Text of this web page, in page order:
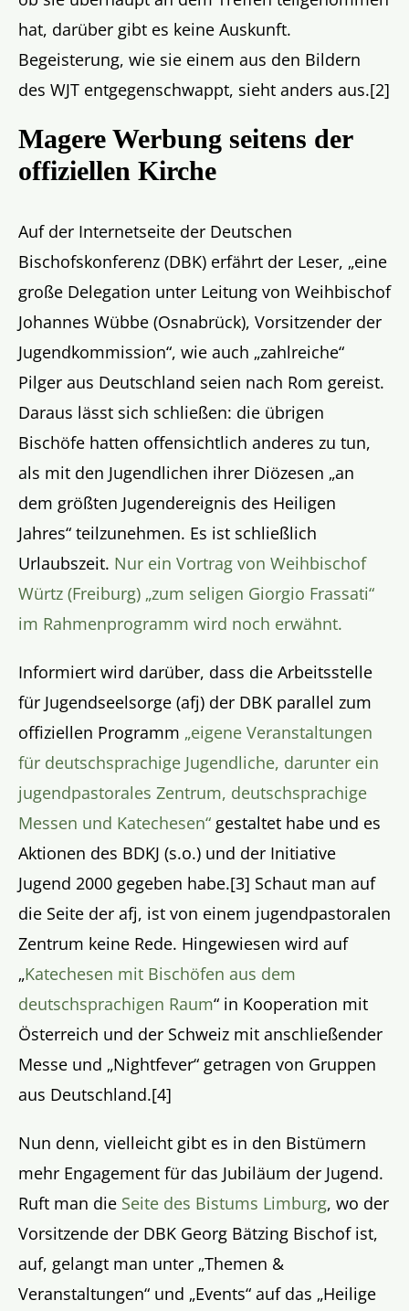
hat, darüber gibt es keine Auskunft.
Begeisterung, wie sie einem aus den Bildern
des WJT entgegenschwappt, sieht anders aus.[2]
Magere Werbung seitens der
offiziellen Kirche
Auf der Internetseite der Deutschen
Bischofskonferenz (DBK) erfährt der Leser, „eine
große Delegation unter Leitung von Weihbischof
Johannes Wübbe (Osnabrück), Vorsitzender der
Jugendkommission“, wie auch „zahlreiche“
Pilger aus Deutschland seien nach Rom gereist.
Daraus lässt sich schließen: die übrigen
Bischöfe hatten offensichtlich anderes zu tun,
als mit den Jugendlichen ihrer Diözesen „an
dem größten Jugendereignis des Heiligen
Jahres“ teilzunehmen. Es ist schließlich
Urlaubszeit. Nur ein Vortrag von Weihbischof
Würtz (Freiburg) „zum seligen Giorgio Frassati“
im Rahmenprogramm wird noch erwähnt.
Informiert wird darüber, dass die Arbeitsstelle
für Jugendseelsorge (afj) der DBK parallel zum
offiziellen Programm „eigene Veranstaltungen
für deutschsprachige Jugendliche, darunter ein
jugendpastorales Zentrum, deutschsprachige
Messen und Katechesen“ gestaltet habe und es
Aktionen des BDKJ (s.o.) und der Initiative
Jugend 2000 gegeben habe.[3] Schaut man auf
die Seite der afj, ist von einem jugendpastoralen
Zentrum keine Rede. Hingewiesen wird auf
„Katechesen mit Bischöfen aus dem
deutschsprachigen Raum“ in Kooperation mit
Österreich und der Schweiz mit anschließender
Messe und „Nightfever“ getragen von Gruppen
aus Deutschland.[4]
Nun denn, vielleicht gibt es in den Bistümern
mehr Engagement für das Jubiläum der Jugend.
Ruft man die Seite des Bistums Limburg, wo der
Vorsitzende der DBK Georg Bätzing Bischof ist,
auf, gelangt man unter „Themen &
Veranstaltungen“ und „Events“ auf das „Heilige